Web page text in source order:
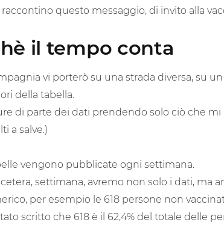
questo messaggio, di invito alla
il tempo conta
vi porterò su una strada diversa, su
della tabella.
di parte dei dati prendendo solo ciò che mi
a salve.)
vengono pubblicate ogni settimana.
settimana, avremo non solo i dati, ma
per esempio le 618 persone non
scritto che 618 è il 62,4% del totale delle